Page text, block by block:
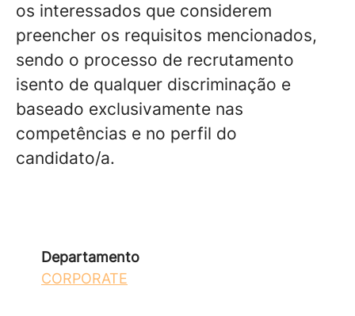
os interessados que considerem
preencher os requisitos mencionados,
sendo o processo de recrutamento
isento de qualquer discriminação e
baseado exclusivamente nas
competências e no perfil do
candidato/a.
Departamento
CORPORATE